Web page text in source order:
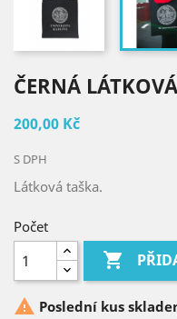
ČERNÁ
200,00 Kč
S DPH
Látková taška.
Počet

 Poslední kus